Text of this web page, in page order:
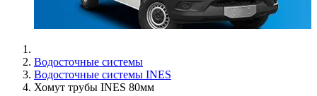
Водосточные системы
Водосточные системы INES
Хомут трубы INES 80мм